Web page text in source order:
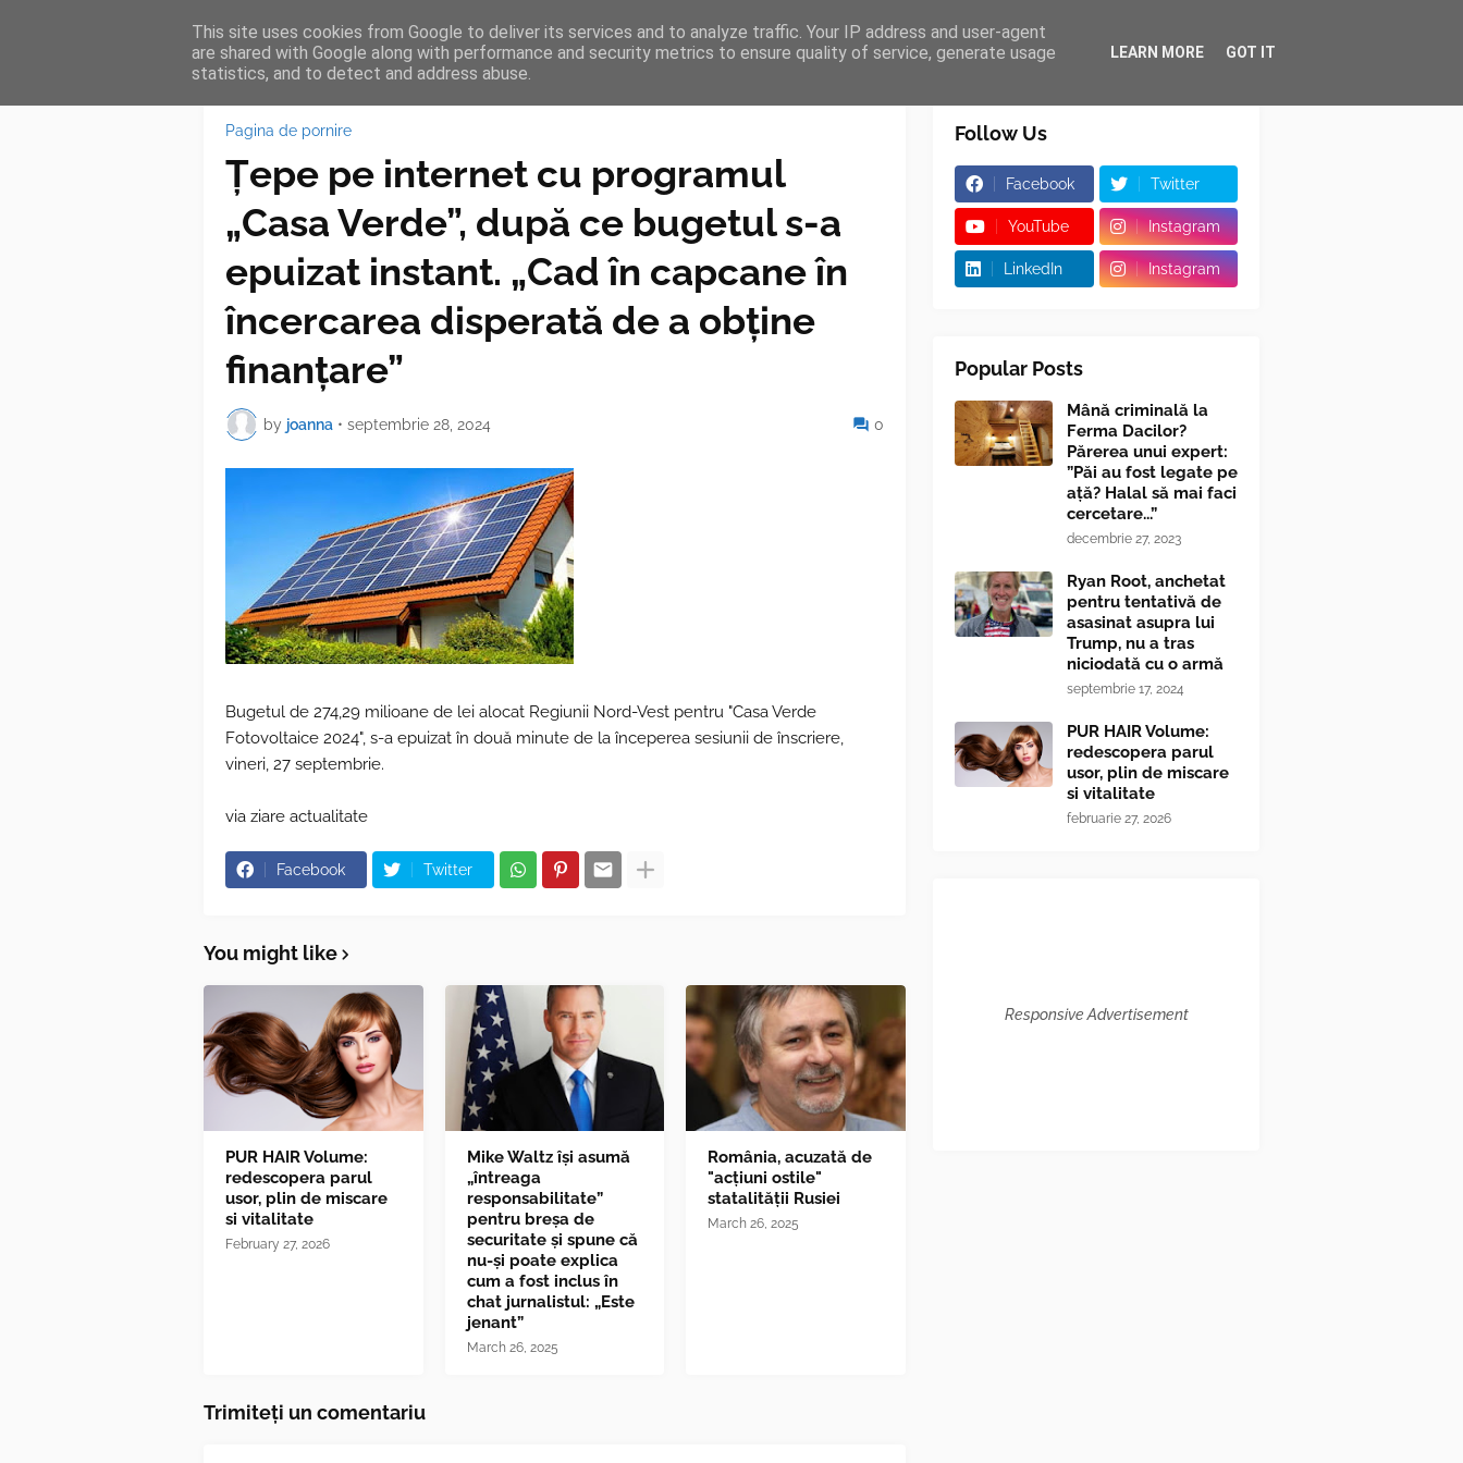
HOME FEATURES BLOGGER TIPOGRAPHY SHORTCODES
Pagina de pornire
Țepe pe internet cu programul
„Casa Verde”, după ce bugetul s-a
epuizat instant. „Cad în capcane în
încercarea disperată de a obține
finanțare”
by joanna • septembrie 28, 2024 0
Bugetul de 274,29 milioane de lei alocat Regiunii Nord-Vest pentru "Casa Verde
Fotovoltaice 2024", s-a epuizat în două minute de la începerea sesiunii de înscriere,
vineri, 27 septembrie.
via ziare actualitate
Facebook Twitter
You might like
PUR HAIR Volume:
redescopera parul
usor, plin de miscare
si vitalitate
February 27, 2026
Mike Waltz îşi asumă
„întreaga
responsabilitate”
pentru breşa de
securitate și spune că
nu-și poate explica
cum a fost inclus în
chat jurnalistul: „Este
jenant”
March 26, 2025
România, acuzată de
"acțiuni ostile"
statalității Rusiei
March 26, 2025
Trimiteți un comentariu
Follow Us
Facebook Twitter
YouTube Instagram
LinkedIn Instagram
Popular Posts
Mână criminală la
Ferma Dacilor?
Părerea unui expert:
”Păi au fost legate pe
ață? Halal să mai faci
cercetare...”
decembrie 27, 2023
Ryan Root, anchetat
pentru tentativă de
asasinat asupra lui
Trump, nu a tras
niciodată cu o armă
septembrie 17, 2024
PUR HAIR Volume:
redescopera parul
usor, plin de miscare
si vitalitate
februarie 27, 2026
Responsive Advertisement
This site uses cookies from Google to deliver its services and to analyze traffic. Your IP address and user-agent
are shared with Google along with performance and security metrics to ensure quality of service, generate usage
statistics, and to detect and address abuse.
LEARN MORE GOT IT